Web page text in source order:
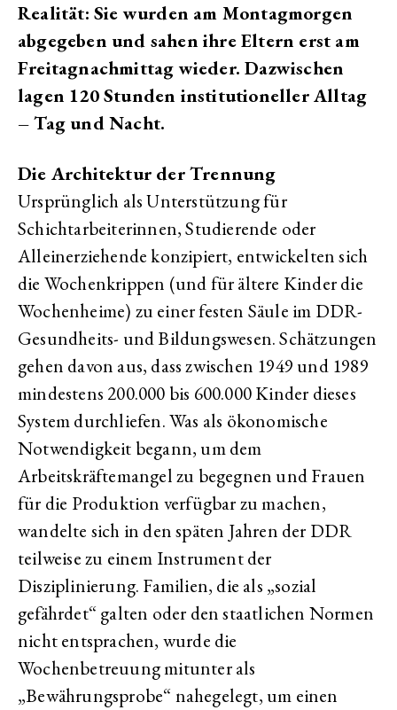
Realität: Sie wurden am Montagmorgen
abgegeben und sahen ihre Eltern erst am
Freitagnachmittag wieder. Dazwischen
lagen 120 Stunden institutioneller Alltag
– Tag und Nacht.
Die Architektur der Trennung
Ursprünglich als Unterstützung für
Schichtarbeiterinnen, Studierende oder
Alleinerziehende konzipiert, entwickelten sich
die Wochenkrippen (und für ältere Kinder die
Wochenheime) zu einer festen Säule im DDR-
Gesundheits- und Bildungswesen. Schätzungen
gehen davon aus, dass zwischen 1949 und 1989
mindestens 200.000 bis 600.000 Kinder dieses
System durchliefen. Was als ökonomische
Notwendigkeit begann, um dem
Arbeitskräftemangel zu begegnen und Frauen
für die Produktion verfügbar zu machen,
wandelte sich in den späten Jahren der DDR
teilweise zu einem Instrument der
Disziplinierung. Familien, die als „sozial
gefährdet“ galten oder den staatlichen Normen
nicht entsprachen, wurde die
Wochenbetreuung mitunter als
„Bewährungsprobe“ nahegelegt, um einen